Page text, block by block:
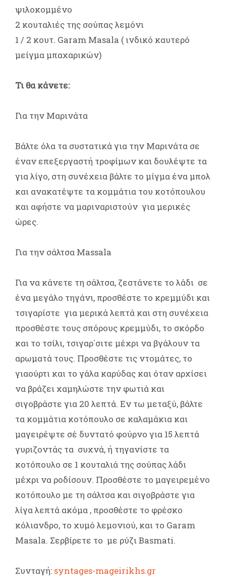
ψιλοκομμένο
2 κουταλιές της σούπας λεμόνι
1 / 2 κουτ. Garam Masala ( ινδικό καυτερό
μείγμα μπαχαρικών)
Τι θα κάνετε:
Για την Μαρινάτα
Βάλτε όλα τα συστατικά για την Μαρινάτα σε
έναν επεξεργαστή τροφίμων και δουλέψτε τα
για λίγο, στη συνέχεια βάλτε το μίγμα ένα μπολ
και ανακατέψτε τα κομμάτια του κοτόπουλου
και αφήστε να μαριναριστούν για μερικές
ώρες.
Για την σάλτσα Massala
Για να κάνετε τη σάλτσα, ζεστάνετε το λάδι σε
ένα μεγάλο τηγάνι, προσθέστε το κρεμμύδι και
τσιγαρίστε για μερικά λεπτά και στη συνέχεια
προσθέστε τους σπόρους κρεμμύδι, το σκόρδο
και το τσίλι, τσιγαρ΄σιτε μέχρι να βγάλουν τα
αρωματά τους. Προσθέστε τις ντομάτες, το
γιαούρτι και το γάλα καρύδας και όταν αρχίσει
να βράζει χαμηλώστε την φωτιά και
σιγοβράστε για 20 λεπτά. Εν τω μεταξύ, βάλτε
τα κομμάτια κοτόπουλο σε καλαμάκια και
μαγειρέψτε σέ δυντατό φούρνο για 15 λεπτά
γυριζοντάς τα συχνά, ή τηγανίστε τα
κοτόπουλο σε 1 κουταλιά της σούπας λάδι
μέχρι να ροδίσουν. Προσθέστε το μαγειρεμένο
κοτόπουλο με τη σάλτσα και σιγοβράστε για
λίγα λεπτά ακόμα , προσθέστε το φρέσκο
κόλιανδρο, το χυμό λεμονιού, και το Garam
Masala. Σερβίρετε το με ρύζι Basmati.
Συνταγή: syntages-mageirikhs.gr